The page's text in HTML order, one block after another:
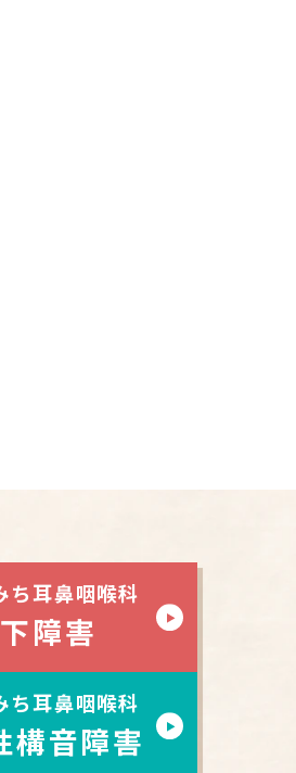
ち耳鼻咽喉科
障害
ち耳鼻咽喉科
構音障害